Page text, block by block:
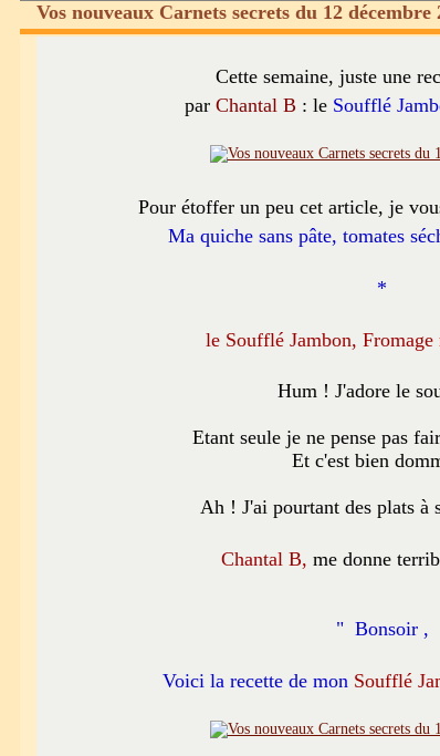
Vos nouveaux Carnets secrets du 12 décembre
Cette semaine, juste une
parChantal B : le Soufflé
Pour étoffer un peu cet article, je
Ma quiche sans pâte, tomates
*
le Soufflé Jambon, Fromage
Hum ! J'adore le
Etant seule je ne pense pas
Et c'est bien
Ah ! J'ai pourtant des plats à
Chantal B, me donne
" Bonsoir ,
Voici la recette de mon Soufflé